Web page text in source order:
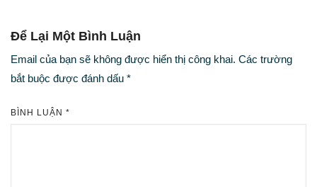
Để Lại Một Bình Luận
Email của bạn sẽ không được hiển thị công khai. Các trường
bắt buộc được đánh dấu *
BÌNH LUẬN *